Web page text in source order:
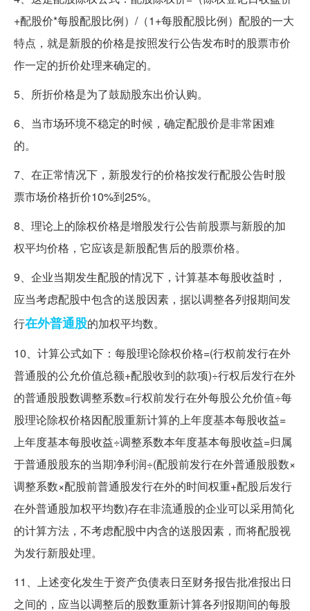
+配股价*每股配股比例）/（1+每股配股比例）配股的一大
特点，就是新股的价格是按照发行公告发布时的股票市价
作一定的折价处理来确定的。
5、所折价格是为了鼓励股东出价认购。
6、当市场环境不稳定的时候，确定配股价是非常困难
的。
7、在正常情况下，新股发行的价格按发行配股公告时股
票市场价格折价10%到25%。
8、理论上的除权价格是增股发行公告前股票与新股的加
权平均价格，它应该是新股配售后的股票价格。
9、企业当期发生配股的情况下，计算基本每股收益时，
应当考虑配股中包含的送股因素，据以调整各列报期间发
行在外普通股的加权平均数。
10、计算公式如下：每股理论除权价格=(行权前发行在外
普通股的公允价值总额+配股收到的款项)÷行权后发行在外
的普通股股数调整系数=行权前发行在外每股公允价值÷每
股理论除权价格因配股重新计算的上年度基本每股收益=
上年度基本每股收益÷调整系数本年度基本每股收益=归属
于普通股股东的当期净利润÷(配股前发行在外普通股股数×
调整系数×配股前普通股发行在外的时间权重+配股后发行
在外普通股加权平均数)存在非流通股的企业可以采用简化
的计算方法，不考虑配股中内含的送股因素，而将配股视
为发行新股处理。
11、上述变化发生于资产负债表日至财务报告批准报出日
之间的，应当以调整后的股数重新计算各列报期间的每股